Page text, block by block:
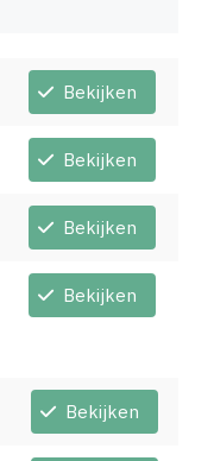
Bekijken
Bekijken
Bekijken
Bekijken
Bekijken